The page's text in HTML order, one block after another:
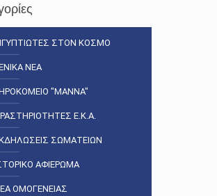
ΣΤΟΝ ΚΟΣΜΟ
ΝΕΑ
"ΜΑΝΝΑ"
Ε.Κ.Α.
ΣΩΜΑΤΕΙΩΝ
ΑΦΙΕΡΩΜΑ
ΟΜΟΓΕΝΕΙΑΣ